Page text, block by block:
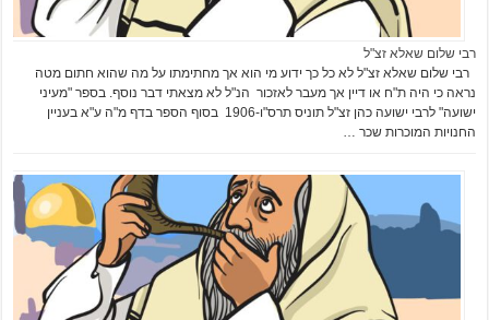
רבי שלום שאלא זצ"ל
רבי שלום שאלא זצ"ל לא כל כך ידוע מי הוא אך מחתימתו על מה שהוא חתום מטה
נראה כי היה ת"ח או דיין אך מעבר לאזכור הנ"ל לא מצאתי דבר נוסף. בספר "מעיני
ישועה" לרבי ישועה כהן זצ"ל תוניס תרס"ו-1906 בסוף הספר בדף מ"ה ע"א בעניין
החנויות המוכרות שכר …